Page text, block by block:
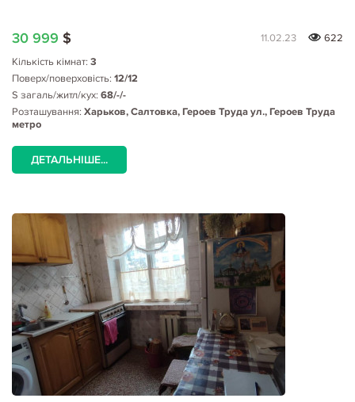
30 999 $ 11.02.23
622
Кількість кімнат: 3
Поверх/поверховість: 12/12
S загаль/житл/кух: 68/-/-
Розташування: Харьков, Салтовка, Героев Труда ул., Героев Труда
метро
ДЕТАЛЬНІШЕ...